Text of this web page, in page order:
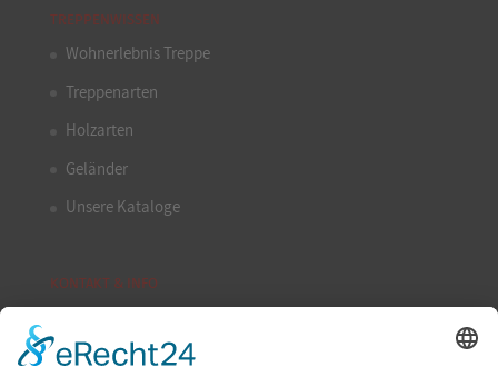
TREPPENWISSEN
Wohnerlebnis Treppe
Treppenarten
Holzarten
Geländer
Unsere Kataloge
KONTAKT & INFO
Datenschutz